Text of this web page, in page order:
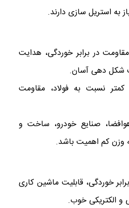
به استریل‌ سازی دارند.
در برابر خوردگی، هدایت
شکل ‌دهی آسان.
کمتر نسبت به فولاد، مقاومت
صنایع خودرو، ساخت و
وزن کم اهمیت باشد.
خوردگی، قابلیت ماشین ‌کاری
و الکتریکی خوب.